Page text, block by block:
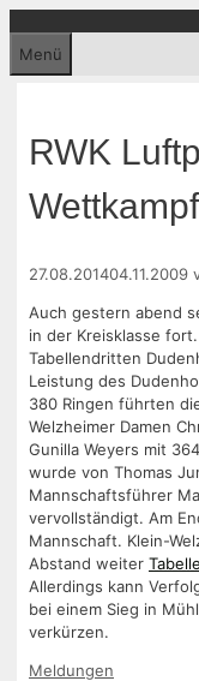
springen
Menü
RWK
27.08.201404.11.2009
Auch gestern abend
in der Kreisklasse
Tabellendritten
Leistung des
380 Ringen führten
Welzheimer Damen
Gunilla Weyers mit
wurde von Thomas
Mannschaftsführer
vervollständigt. Am
Mannschaft. Klein-
Abstand weiter
Allerdings kann
bei einem Sieg in
verkürzen.
Kategorien
Meldungen